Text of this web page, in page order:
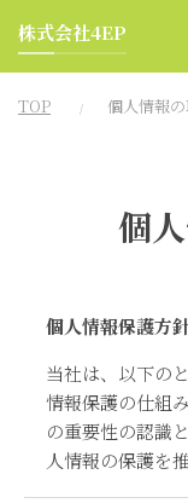
株式会社4EP
TOP 個人情報
個
個人情報保護方
当社は、以下の
情報保護の仕組
の重要性の認識
人情報の保護を